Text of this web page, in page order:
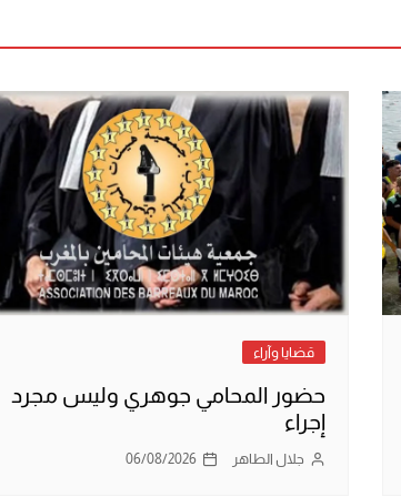
قضايا وآراء
حضور المحامي جوهري وليس مجرد
إجراء
جلال الطاهر 06/08/2026